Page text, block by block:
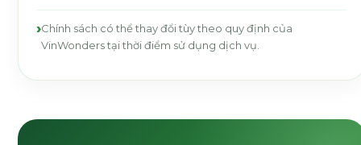
Chính sách có thể thay đổi tùy theo quy định của
VinWonders tại thời điểm sử dụng dịch vụ.